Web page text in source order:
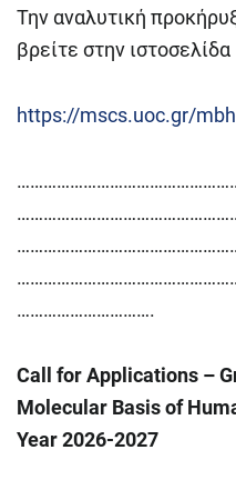
Την αναλυτική
βρείτε στην ιστοσελίδα
https://mscs.uoc.gr/
………………………….
Call for Applications –
Molecular Basis of
Year 2026-2027